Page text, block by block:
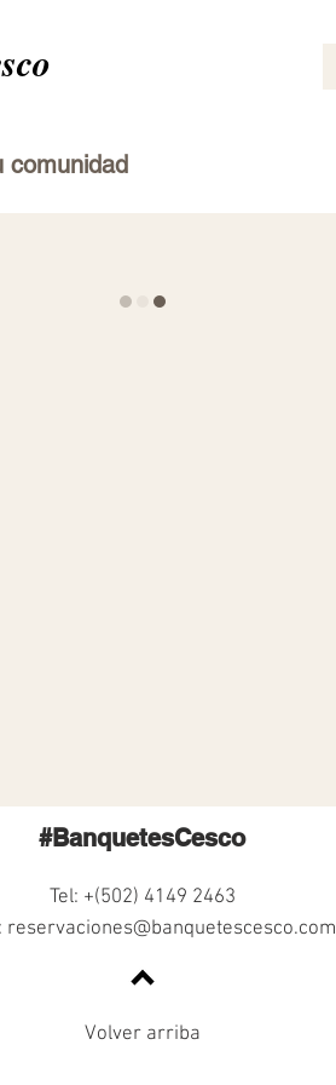
comunidad
#BanquetesCesco
Tel: +(502) 4149 2463
reservaciones@banquetescesco.com
Volver arriba